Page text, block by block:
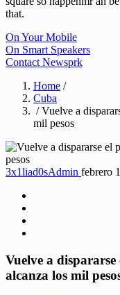
that.
On Your Mobile
On Smart Speakers
Contact Newsprk
Home /
Cuba
/ Vuelve a
mil pesos
3x1liad0sAdmin febrero
Vuelve a
alcanza los mil